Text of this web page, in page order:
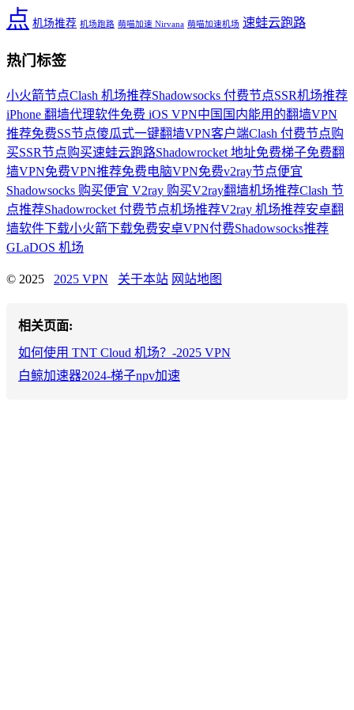
点 机场推荐 机场跑路 萌喵加速 Nirvana 萌喵加速机场 速蛙云跑路
热门标签
小火箭节点Clash 机场推荐Shadowsocks 付费节点SSR机场推荐
iPhone 翻墙代理软件免费 iOS VPN中国国内能用的翻墙VPN
推荐免费SS节点傻瓜式一键翻墙VPN客户端Clash 付费节点购
买SSR节点购买速蛙云跑路Shadowrocket 地址免费梯子免费翻
墙VPN免费VPN推荐免费电脑VPN免费v2ray节点便宜
Shadowsocks 购买便宜 V2ray 购买V2ray翻墙机场推荐Clash 节
点推荐Shadowrocket 付费节点机场推荐V2ray 机场推荐安卓翻
墙软件下载小火箭下载免费安卓VPN付费Shadowsocks推荐
GLaDOS 机场
© 2025 2025 VPN 关于本站 网站地图
相关页面:
如何使用 TNT Cloud 机场？-2025 VPN
白鲸加速器2024-梯子npv加速